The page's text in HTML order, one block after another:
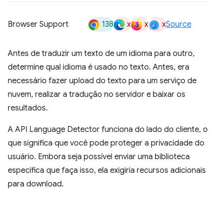
Browser Support 138 x x xSource
Antes de traduzir um texto de um idioma para outro,
determine qual idioma é usado no texto. Antes, era
necessário fazer upload do texto para um serviço de
nuvem, realizar a tradução no servidor e baixar os
resultados.
A API Language Detector funciona do lado do cliente, o
que significa que você pode proteger a privacidade do
usuário. Embora seja possível enviar uma biblioteca
específica que faça isso, ela exigiria recursos adicionais
para download.